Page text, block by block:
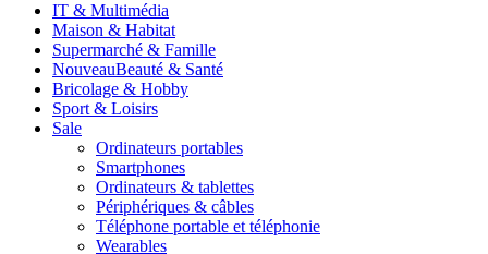
IT & Multimédia
Maison & Habitat
Supermarché & Famille
NouveauBeauté & Santé
Bricolage & Hobby
Sport & Loisirs
Sale
Ordinateurs portables
Smartphones
Ordinateurs & tablettes
Périphériques & câbles
Téléphone portable et téléphonie
Wearables